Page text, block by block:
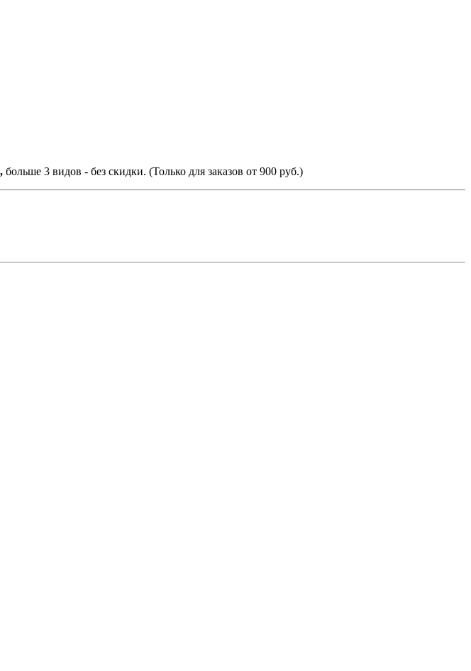
больше 3 видов - без скидки. (Только для заказов от 900 руб.)